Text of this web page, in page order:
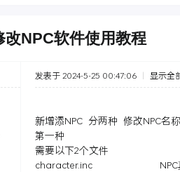
改NPC软件使用教程
发表于 2024-5-25 00:47:06 | 显示全
新增添NPC 分两种 修改NPC名
第一种
需要以下2个文件
character.inc NPC真